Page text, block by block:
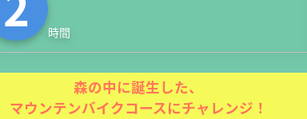
時間
森の中に誕生した、
マウンテンバイクコースにチャレンジ！